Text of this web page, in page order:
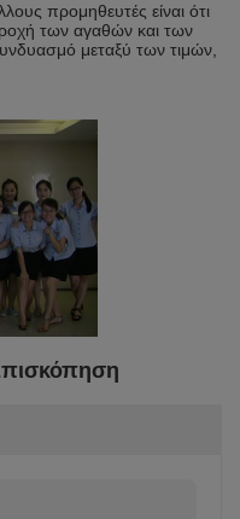
προμηθευτές είναι ότι
των αγαθών και των
μεταξύ των τιμών,